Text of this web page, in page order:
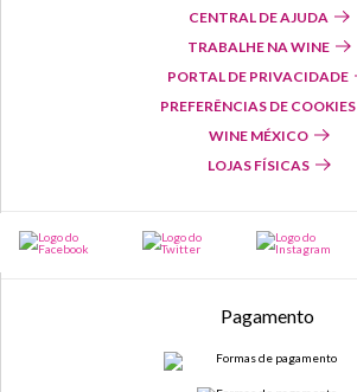
CENTRAL DE AJUDA
TRABALHE NA WINE
PORTAL DE PRIVACIDADE
PREFERÊNCIAS DE COOKIES
WINE MÉXICO
LOJAS FÍSICAS
Pagamento